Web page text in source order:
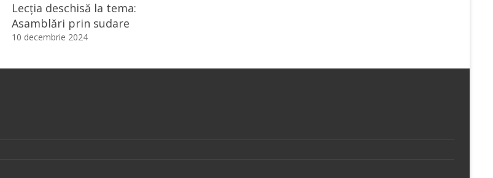
Lecția deschisă la tema:
Asamblări prin sudare
10 decembrie 2024